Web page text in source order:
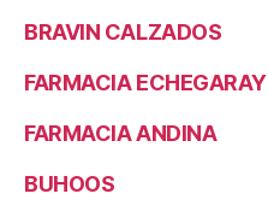
BRAVIN CALZADOS
FARMACIA ECHEGARAY
FARMACIA ANDINA
BUHOOS